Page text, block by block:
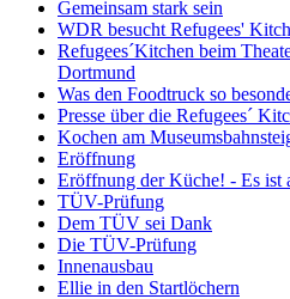
Gemeinsam stark sein
WDR besucht Refugees'
Refugees´Kitchen beim
Dortmund
Was den Foodtruck so
Presse über die Refugees´
Kochen am
Eröffnung
Eröffnung der Küche! - Es ist
TÜV-Prüfung
Dem TÜV sei Dank
Die TÜV-Prüfung
Innenausbau
Ellie in den Startlöchern